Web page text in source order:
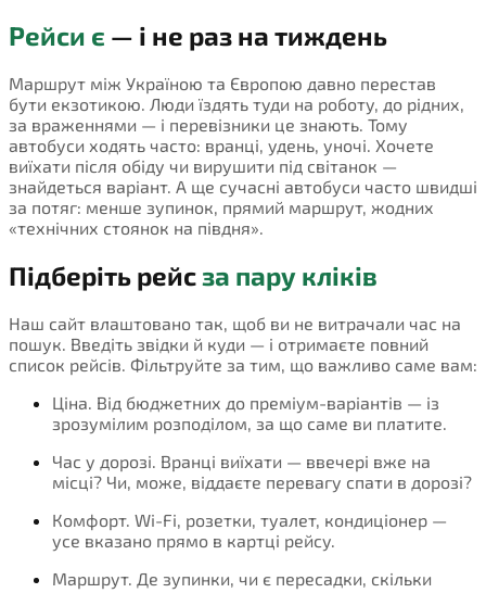
Рейси є — і не раз на тиждень
Маршрут між Україною та Європою давно перестав
бути екзотикою. Люди їздять туди на роботу, до рідних,
за враженнями — і перевізники це знають. Тому
автобуси ходять часто: вранці, удень, уночі. Хочете
виїхати після обіду чи вирушити під світанок —
знайдеться варіант. А ще сучасні автобуси часто швидші
за потяг: менше зупинок, прямий маршрут, жодних
«технічних стоянок на півдня».
Підберіть рейсза пару кліків
Наш сайт влаштовано так, щоб ви не витрачали час на
пошук. Введіть звідки й куди — і отримаєте повний
список рейсів. Фільтруйте за тим, що важливо саме вам:
Ціна. Від бюджетних до преміум-варіантів — із
зрозумілим розподілом, за що саме ви платите.
Час у дорозі. Вранці виїхати — ввечері вже на
місці? Чи, може, віддаєте перевагу спати в дорозі?
Комфорт. Wi-Fi, розетки, туалет, кондиціонер —
усе вказано прямо в картці рейсу.
Маршрут. Де зупинки, чи є пересадки, скільки